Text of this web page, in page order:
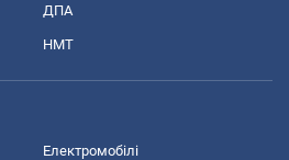
ДПА
НМТ
Електромобілі